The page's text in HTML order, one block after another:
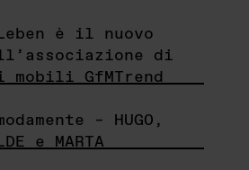
è il nuovo
di
GfMTrend
– HUGO,
e MARTA